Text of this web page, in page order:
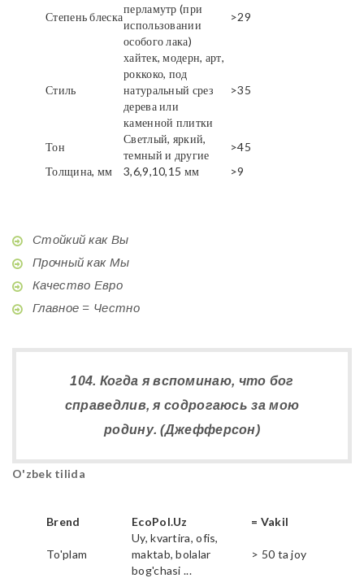
Степень блеска
перламутр (при
использовании
особого лака)
>29
Стиль
хайтек, модерн, арт,
роккоко, под
натуральный срез
дерева или
каменной плитки
>35
Тон
Светлый, яркий,
темный и другие
>45
Толщина, мм
3,6,9,10,15 мм >9
Стойкий как Вы
Прочный как Мы
Качество Евро
Главное = Честно
104. Когда я вспоминаю, что бог
справедлив, я содрогаюсь за мою
родину. (Джефферсон)
O'zbek tilida
Brend EcoPol.Uz = Vakil
To'plam
Uy, kvartira, ofis,
maktab, bolalar
bog'chasi ...
> 50 ta joy